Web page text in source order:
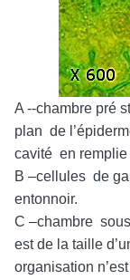
A --chambre pré
plan de
cavité en
B –cellules de
entonnoir.
C –chambre
est de la taille
organisation